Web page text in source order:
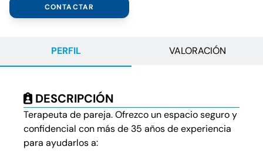
CONTACTAR
PERFIL VALORACIÓN
DESCRIPCIÓN
Terapeuta de pareja. Ofrezco un espacio seguro y
confidencial con más de 35 años de experiencia
para ayudarlos a: